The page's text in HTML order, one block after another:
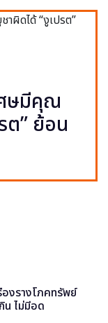
ษมีคุณ
ต” ย้อน
งรางโภคทรัพย์
น ไม่มีอด